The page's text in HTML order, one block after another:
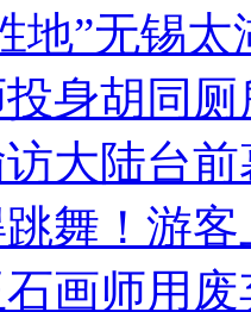
地”无锡
身胡同
大陆台
舞！游客
画师用